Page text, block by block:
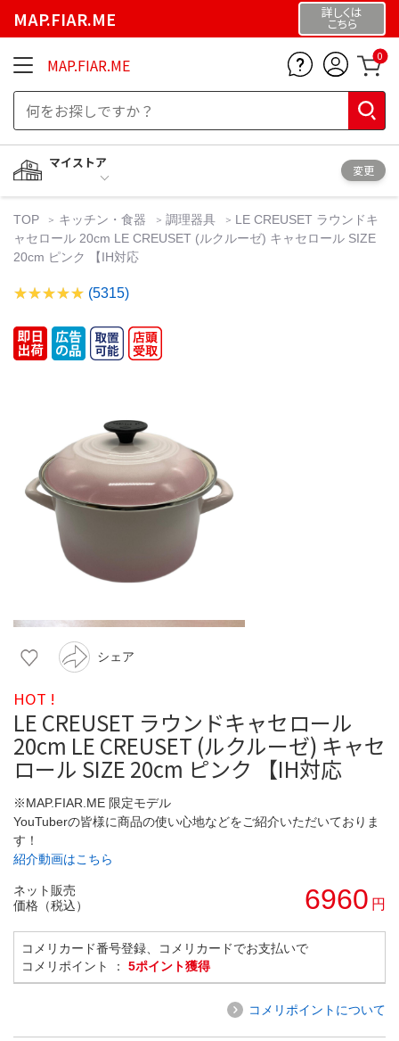
MAP.FIAR.ME 詳しくは
こちら
MAP.FIAR.ME 0
マイストア
変更
TOP キッチン・食器 調理器具
LE CREUSET ラウンドキ
ャセロール 20cm LE CREUSET (ルクルーゼ) キャセロール SIZE
20cm ピンク 【IH対応
(5315)
シェア
HOT !
LE CREUSET ラウンドキャセロール
20cm LE CREUSET (ルクルーゼ) キャセ
ロール SIZE 20cm ピンク 【IH対応
※MAP.FIAR.ME 限定モデル
YouTuberの皆様に商品の使い心地などをご紹介いただいておりま
す！
紹介動画はこちら
ネット販売
価格（税込）
6960 円
コメリカード番号登録、コメリカードでお支払いで
コメリポイント ： 5ポイント獲得
コメリポイントについて